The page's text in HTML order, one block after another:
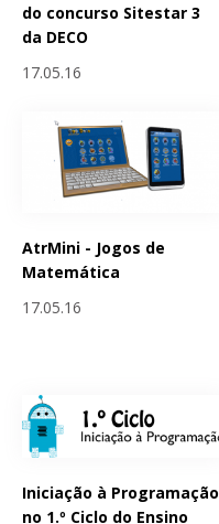
do concurso Sitestar 3
da DECO
17.05.16
AtrMini - Jogos de
Matemática
17.05.16
Iniciação à Programação
no 1.º Ciclo do Ensino